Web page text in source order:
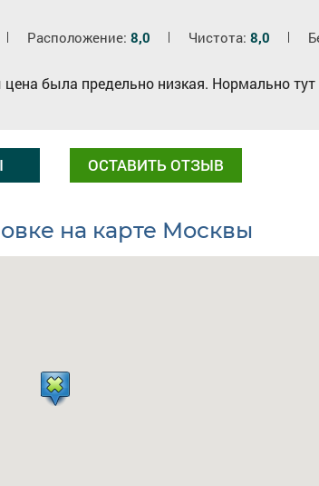
Расположение:8,0 Чистота:8,0
была предельно низкая. Нормально тут
ОСТАВИТЬ ОТЗЫВ
на карте Москвы